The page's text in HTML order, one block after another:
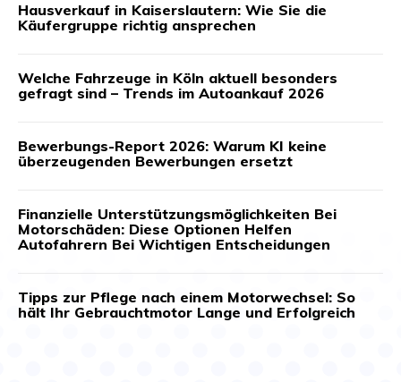
Hausverkauf in Kaiserslautern: Wie Sie die
Käufergruppe richtig ansprechen
Welche Fahrzeuge in Köln aktuell besonders
gefragt sind – Trends im Autoankauf 2026
Bewerbungs-Report 2026: Warum KI keine
überzeugenden Bewerbungen ersetzt
Finanzielle Unterstützungsmöglichkeiten Bei
Motorschäden: Diese Optionen Helfen
Autofahrern Bei Wichtigen Entscheidungen
Tipps zur Pflege nach einem Motorwechsel: So
hält Ihr Gebrauchtmotor Lange und Erfolgreich